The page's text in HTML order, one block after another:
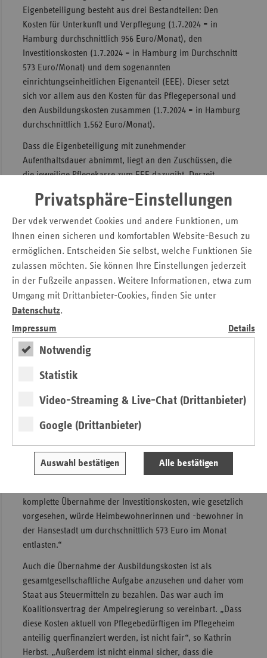
Privatsphäre-Einstellungen
Der vdek verwendet Cookies und andere Funktionen, um
Ihnen einen sicheren und komfortablen Website-Besuch zu
ermöglichen. Entscheiden Sie selbst, welche Funktionen Sie
zulassen möchten. Sie können Ihre Einstellungen jederzeit
in der Fußzeile anpassen. Weitere Informationen, etwa zum
Umgang mit Drittanbieter-Cookies, finden Sie unter
Datenschutz.
Impressum
Details
Notwendig
Statistik
Video-Streaming & Live-Chat (Drittanbieter)
Google (Drittanbieter)
Auswahl bestätigen Alle bestätigen
Eigenbeteiligung besteht aus drei Bestandteilen: Den
Kosten für Unterkunft und Verpflegung (1.7.2024 = in
Hamburg durchschnittlich 956 Euro/Monat), den
Investitionskosten (1.7.2024 = in Hamburg im Durchschnitt
573 Euro/Monat) und dem sogenannten
einrichtungseinheitlichen Eigenanteil (EEE). Dieser setzt
sich vor allem aus den Kosten für das Pflegepersonal und
den Ausbildungskosten zusammen (1.7.2024 = in Hamburg
durchschnittlich 1.562 Euro/Monat).
Dass die Eigenbeteiligung mit zunehmender
Aufenthaltsdauer abnimmt, liegt an den Zuschüssen, die
die jeweilige Pflegekasse zum EEE dazugibt. Derzeit
Prozent des zu entrichtenden EEE, im zweiten Jahr 30
Prozent, im dritten Jahr 50 Prozent und ab dem vierten Jahr
75 Prozent. Die Zuschüsse waren zum Jahresanfang um
jeweils fünf Prozent erhöht worden, für das erste
Aufenthaltsjahr sogar um zehn Prozent.
Die durchschnittliche monatliche Eigenbeteiligung von
Pflegebedürftigen im ersten Jahr liegt in Hamburger
Einrichtungen um 14 Euro unter dem Bundesdurchschnitt
von 2.871 Euro.
Vollumfängliche
Investitionskostenübernahme würde
Heimbewohnende um 573 Euro entlasten
Hamburger Pflegebedürftige immer teurer“, sagte Kathrin
Herbst, Leiterin der vdek-Landesvertretung Hamburg. „Dass
kontinuierlich mehr aus eigener Tasche gezahlt werden
muss, wird auch dadurch verursacht, dass das Land seiner
komplette Übernahme der Investitionskosten, wie gesetzlich
vorgesehen, würde Heimbewohnerinnen und -bewohner in
der Hansestadt um durchschnittlich 573 Euro im Monat
entlasten.“
Auch die Übernahme der Ausbildungskosten ist als
gesamtgesellschaftliche Aufgabe anzusehen und daher vom
Staat aus Steuermitteln zu bezahlen. Das war auch im
Koalitionsvertrag der Ampelregierung so vereinbart. „Dass
diese Kosten aktuell von Pflegebedürftigen im Pflegeheim
anteilig querfinanziert werden, ist nicht fair“, so Kathrin
Herbst. „Außerdem ist nicht einmal sicher, dass die